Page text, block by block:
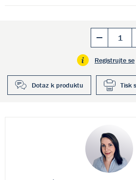
Registrujte se
Dotaz k produktu Tisk